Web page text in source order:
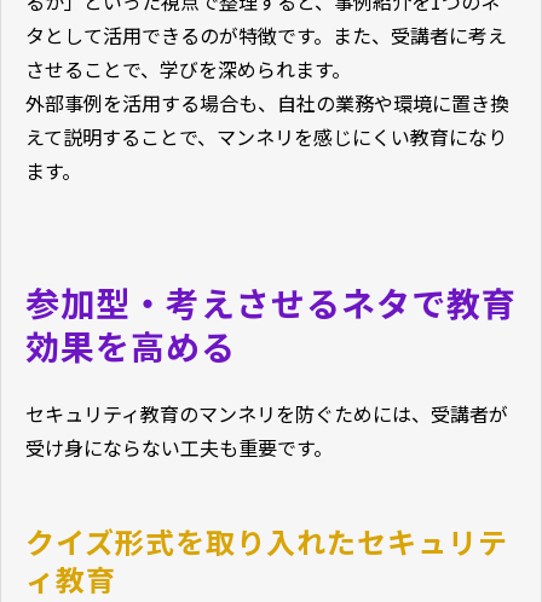
タとして活用できるのが特徴です。また、受講者に考え
させることで、学びを深められます。
外部事例を活用する場合も、自社の業務や環境に置き換
えて説明することで、マンネリを感じにくい教育になり
ます。
参加型・考えさせるネタで教育
効果を高める
セキュリティ教育のマンネリを防ぐためには、受講者が
受け身にならない工夫も重要です。
クイズ形式を取り入れたセキュリテ
ィ教育